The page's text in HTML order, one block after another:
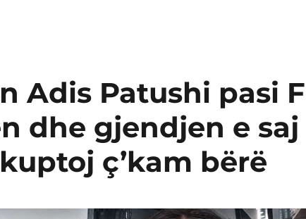
Adis Patushi pasi
dhe gjendjen e
ç’kam bërë